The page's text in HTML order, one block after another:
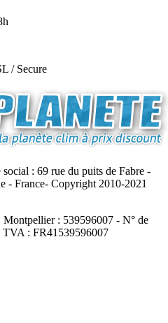
/ Secure
social : 69 rue du puits de Fabre -
- France- Copyright 2010-2021
: 539596007 - N° de
TVA : FR41539596007